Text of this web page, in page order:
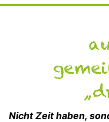
Nicht Zeit haben,